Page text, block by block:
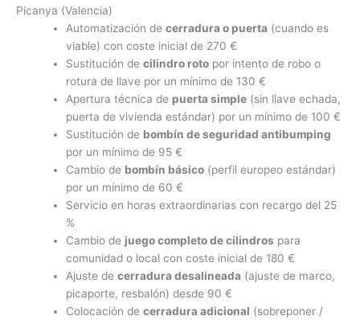
Picanya (Valencia)
Automatización de cerradura o puerta (cuando es
viable) con coste inicial de 270 €
Sustitución de cilindro rotopor intento de robo o
rotura de llave por un mínimo de 130 €
Apertura técnica de puerta simple(sin llave echada,
puerta de vivienda estándar) por un mínimo de 100 €
Sustitución de bombín de seguridad antibumping
por un mínimo de 95 €
Cambio de bombín básico(perfil europeo estándar)
por un mínimo de 60 €
Servicio en horas extraordinarias con recargo del 25
%
Cambio de juego completo de cilindros para
comunidad o local con coste inicial de 180 €
Ajuste de cerradura desalineada (ajuste de marco,
picaporte, resbalón) desde 90 €
Colocación de cerradura adicional (sobreponer /